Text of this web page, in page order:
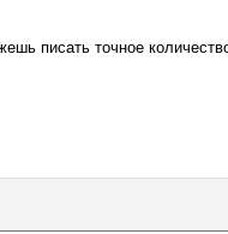
писать точное